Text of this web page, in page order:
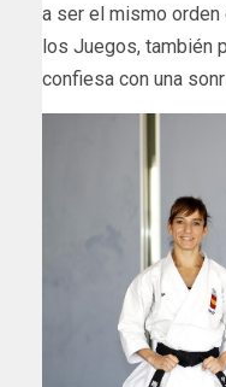
a ser el mismo orden
los Juegos, también
confiesa con una